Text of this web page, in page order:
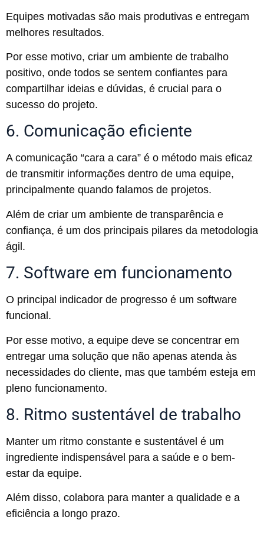
Equipes motivadas são mais produtivas e entregam
melhores resultados.
Por esse motivo, criar um ambiente de trabalho
positivo, onde todos se sentem confiantes para
compartilhar ideias e dúvidas, é crucial para o
sucesso do projeto.
6. Comunicação eficiente
A comunicação “cara a cara” é o método mais eficaz
de transmitir informações dentro de uma equipe,
principalmente quando falamos de projetos.
Além de criar um ambiente de transparência e
confiança, é um dos principais pilares da metodologia
ágil.
7. Software em funcionamento
O principal indicador de progresso é um software
funcional.
Por esse motivo, a equipe deve se concentrar em
entregar uma solução que não apenas atenda às
necessidades do cliente, mas que também esteja em
pleno funcionamento.
8. Ritmo sustentável de trabalho
Manter um ritmo constante e sustentável é um
ingrediente indispensável para a saúde e o bem-
estar da equipe.
Além disso, colabora para manter a qualidade e a
eficiência a longo prazo.